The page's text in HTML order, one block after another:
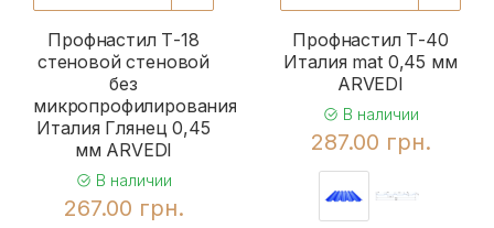
Профнастил Т-18
стеновой стеновой
без
микропрофилирования
Италия Глянец 0,45
мм ARVEDI
В наличии
267.00 грн.
Профнастил Т-40
Италия mat 0,45 мм
ARVEDI
В наличии
287.00 грн.